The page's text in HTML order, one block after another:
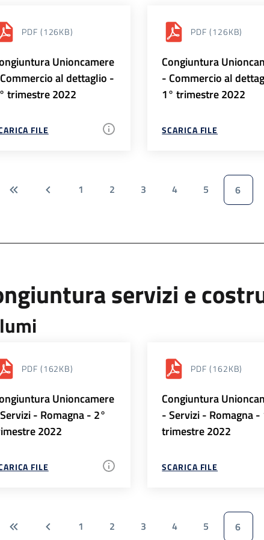
PDF (126KB)
Unioncamere
al dettaglio -
trimestre 2022
FILE
PDF (126KB)
Congiuntura
- Commercio al
1° trimestre 2022
SCARICA FILE
1 2 3 4 5 6
servizi e
PDF (162KB)
Unioncamere
- Romagna - 2°
2022
FILE
PDF (162KB)
Congiuntura
- Servizi - Romagna -
trimestre 2022
SCARICA FILE
1 2 3 4 5 6